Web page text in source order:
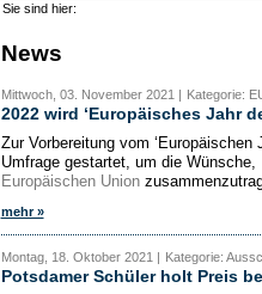
Sie sind hier:
News
Mittwoch, 03. November 2021 | Kategorie:
2022 wird ‘Europäisches Jahr
Zur Vorbereitung vom
Umfrage gestartet, um die
Europäischen Union
mehr »
Montag, 18. Oktober 2021 | Kategorie:
Potsdamer Schüler holt Preis